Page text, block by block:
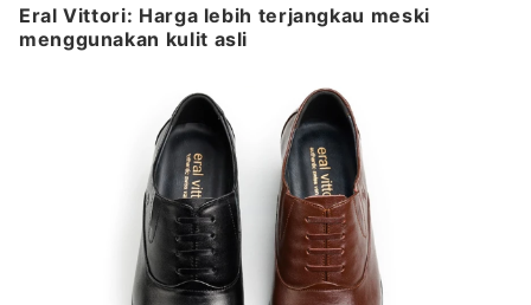
Eral Vittori: Harga lebih terjangkau meski
menggunakan kulit asli